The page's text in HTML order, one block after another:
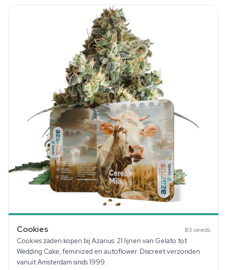
Cookies 83 seeds
Cookies zaden kopen bij Azarius: 21 lijnen van Gelato tot
Wedding Cake, feminized en autoflower. Discreet verzonden
vanuit Amsterdam sinds 1999.